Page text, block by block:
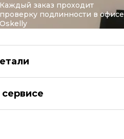
Каждый заказ проходит
проверку подлинности в офисе
Oskelly